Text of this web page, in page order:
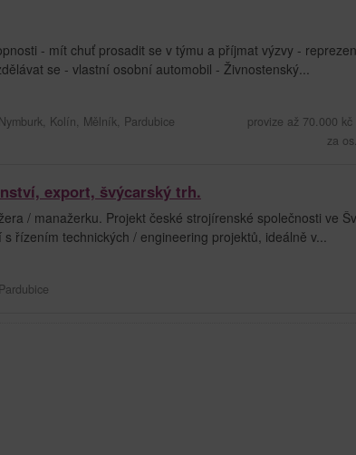
- mít chuť prosadit se v týmu a příjmat výzvy -
se - vlastní osobní automobil - Živnostenský...
Nymburk, Kolín, Mělník, Pardubice
provize až 70.000 kč
za
export, švýcarský trh.
/ manažerku. Projekt české strojírenské společnosti ve
řízením technických / engineering projektů, ideálně v...
Pardubice